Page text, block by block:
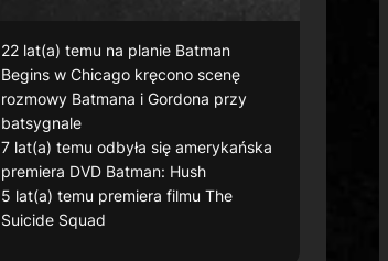
22 lat(a) temu na planie Batman
Begins w Chicago kręcono scenę
rozmowy Batmana i Gordona przy
batsygnale
7 lat(a) temu odbyła się amerykańska
premiera DVD Batman: Hush
5 lat(a) temu premiera filmuThe
Suicide Squad